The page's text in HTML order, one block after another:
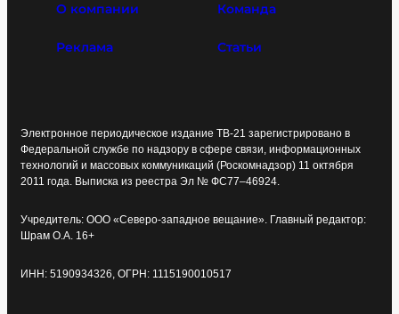
О компании Команда
Реклама Статьи
Электронное периодическое издание ТВ-21 зарегистрировано в
Федеральной службе по надзору в сфере связи, информационных
технологий и массовых коммуникаций (Роскомнадзор) 11 октября
2011 года. Выписка из реестра Эл № ФС77–46924.
Учредитель: ООО «Северо-западное вещание». Главный редактор:
Шрам О.А. 16+
ИНН: 5190934326, ОГРН: 1115190010517